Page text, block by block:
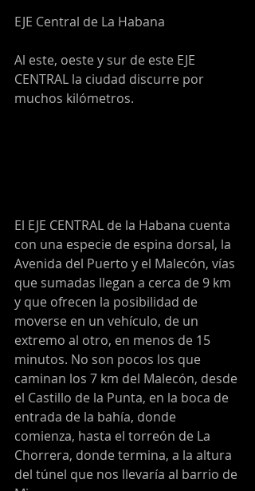
EJE Central de La Habana
Al este, oeste y sur de este EJE
CENTRAL la ciudad discurre por
muchos kilómetros.
El EJE CENTRAL de la Habana cuenta
con una especie de espina dorsal, la
Avenida del Puerto y el Malecón, vías
que sumadas llegan a cerca de 9 km
y que ofrecen la posibilidad de
moverse en un vehículo, de un
extremo al otro, en menos de 15
minutos. No son pocos los que
caminan los 7 km del Malecón, desde
el Castillo de la Punta, en la boca de
entrada de la bahía, donde
comienza, hasta el torreón de La
Chorrera, donde termina, a la altura
del túnel que nos llevaría al barrio de